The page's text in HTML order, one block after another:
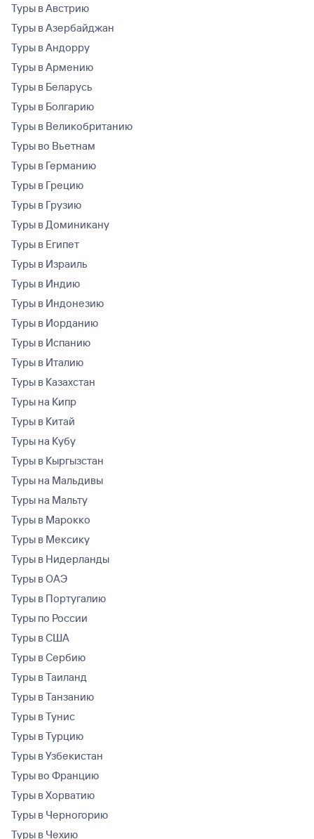
Туры в Австрию
Туры в Азербайджан
Туры в Андорру
Туры в Армению
Туры в Беларусь
Туры в Болгарию
Туры в Великобританию
Туры во Вьетнам
Туры в Германию
Туры в Грецию
Туры в Грузию
Туры в Доминикану
Туры в Египет
Туры в Израиль
Туры в Индию
Туры в Индонезию
Туры в Иорданию
Туры в Испанию
Туры в Италию
Туры в Казахстан
Туры на Кипр
Туры в Китай
Туры на Кубу
Туры в Кыргызстан
Туры на Мальдивы
Туры на Мальту
Туры в Марокко
Туры в Мексику
Туры в Нидерланды
Туры в ОАЭ
Туры в Португалию
Туры по России
Туры в США
Туры в Сербию
Туры в Таиланд
Туры в Танзанию
Туры в Тунис
Туры в Турцию
Туры в Узбекистан
Туры во Францию
Туры в Хорватию
Туры в Черногорию
Туры в Чехию